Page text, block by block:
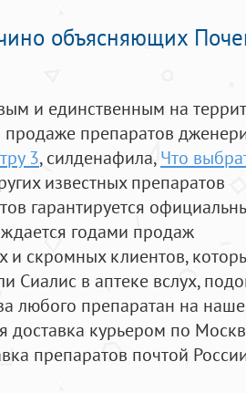
объясняющих
и единственным на
продаже препаратов
3, силденафила, Что
известных препаратов
гарантируется
годами продаж
и скромных клиентов,
Сиалис в аптеке вслух,
любого препаратан на
доставка курьером по
препаратов почтой